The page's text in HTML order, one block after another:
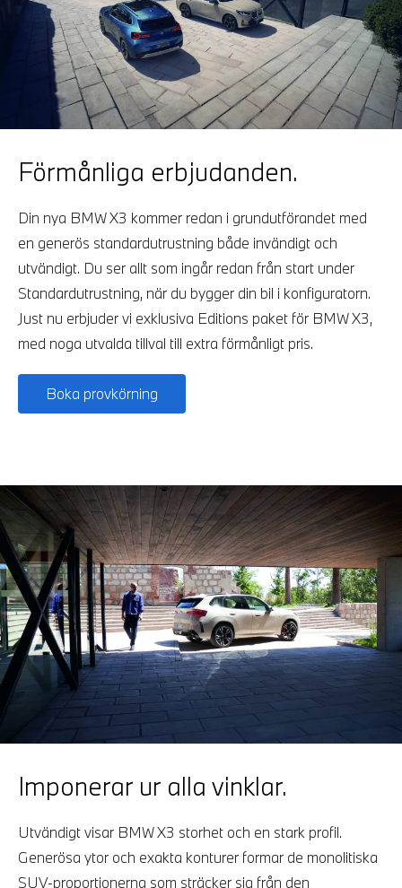
Förmånliga erbjudanden.
Din nya BMW X3 kommer redan i grundutförandet med
en generös standardutrustning både invändigt och
utvändigt. Du ser allt som ingår redan från start under
Standardutrustning, när du bygger din bil i konfiguratorn.
Just nu erbjuder vi exklusiva Editions paket för BMW X3,
med noga utvalda tillval till extra förmånligt pris.
Boka provkörning
Imponerar ur alla vinklar.
Utvändigt visar BMW X3 storhet och en stark profil.
Generösa ytor och exakta konturer formar de monolitiska
SUV-proportionerna som sträcker sig från den